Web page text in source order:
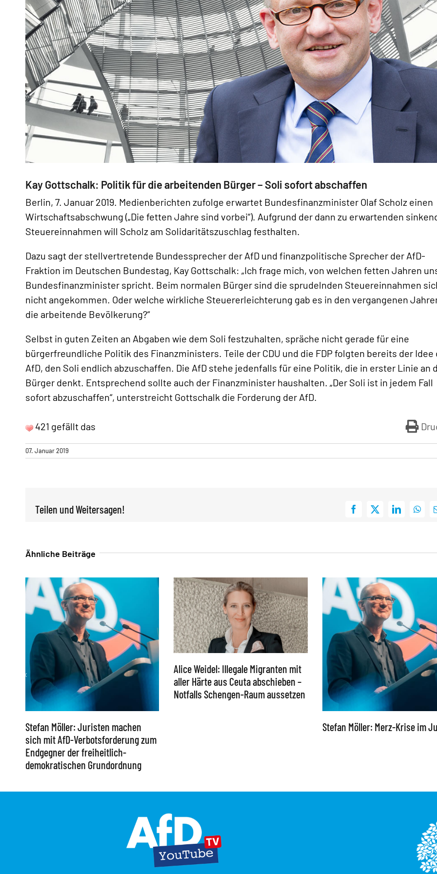
«
Kay Gottschalk: Politik für die arbeitenden Bürger − Soli sofort abschaffen
Berlin, 7. Januar 2019. Medienberichten zufolge erwartet Bundesfinanzminister Olaf Scholz einen
Wirtschaftsabschwung („Die fetten Jahre sind vorbei“). Aufgrund der dann zu erwartenden
Steuereinnahmen will Scholz am Solidaritätszuschlag festhalten.
Dazu sagt der stellvertretende Bundessprecher der AfD und finanzpolitische Sprecher der AfD-
Fraktion im Deutschen Bundestag, Kay Gottschalk: „Ich frage mich, von welchen fetten Jahren
Bundesfinanzminister spricht. Beim normalen Bürger sind die sprudelnden Steuereinnahmen
nicht angekommen. Oder welche wirkliche Steuererleichterung gab es in den vergangenen
die arbeitende Bevölkerung?“
Selbst in guten Zeiten an Abgaben wie dem Soli festzuhalten, spräche nicht gerade für eine
bürgerfreundliche Politik des Finanzministers. Teile der CDU und die FDP folgten bereits der Idee
AfD, den Soli endlich abzuschaffen. Die AfD stehe jedenfalls für eine Politik, die in erster Linie an
Bürger denkt. Entsprechend sollte auch der Finanzminister haushalten. „Der Soli ist in jedem Fall
sofort abzuschaffen“, unterstreicht Gottschalk die Forderung der AfD.
421 gefällt das
07. Januar 2019
Teilen und Weitersagen! Facebook
X LinkedIn
Ähnliche Beiträge
Stefan Möller: Juristen machen
sich mit AfD-Verbotsforderung zum
Endgegner der freiheitlich-
demokratischen Grundordnung
Alice Weidel: Illegale Migranten mit
aller Härte aus Ceuta abschieben –
Notfalls Schengen-Raum aussetzen
Stefan Möller: Merz-Krise im